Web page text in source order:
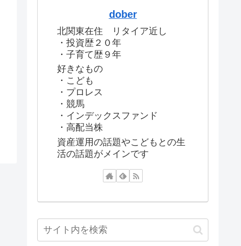
dober
北関東在住 リタイア近し
・投資歴２０年
・子育て歴９年
好きなもの
・こども
・プロレス
・競馬
・インデックスファンド
・高配当株
資産運用の話題やこどもとの生
活の話題がメインです